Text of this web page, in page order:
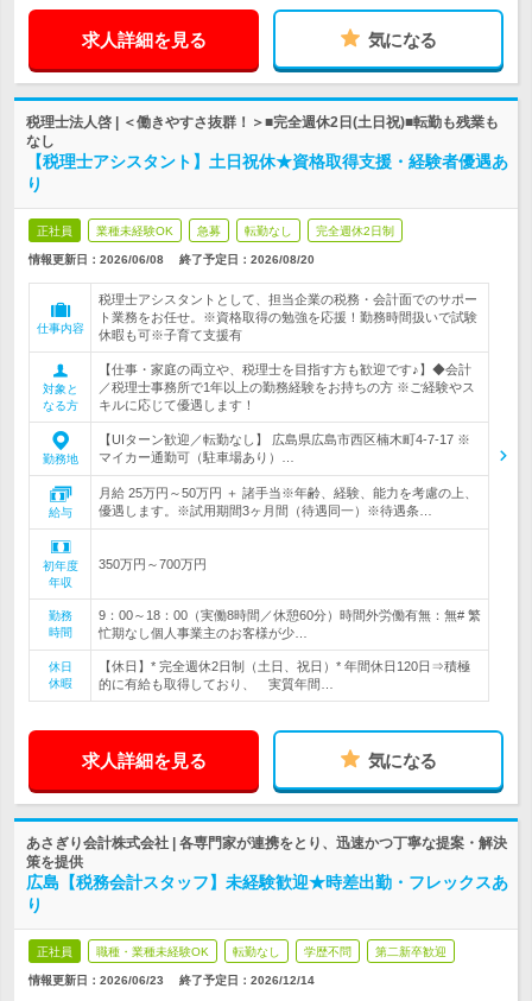
求人詳細を見る 気になる
税理士法人啓 | ＜働きやすさ抜群！＞■完全週休2日(土日祝)■転勤も残業も
なし
【税理士アシスタント】土日祝休★資格取得支援・経験者優遇あ
り
正社員 業種未経験OK 急募 転勤なし 完全週休2日制
情報更新日：2026/06/08 終了予定日： 2026/08/20
仕事内容
税理士アシスタントとして、担当企業の税務・会計面でのサポー
ト業務をお任せ。※資格取得の勉強を応援！勤務時間扱いで試験
休暇も可※子育て支援有
対象と
なる方
【仕事・家庭の両立や、税理士を目指す方も歓迎です♪】◆会計
／税理士事務所で1年以上の勤務経験をお持ちの方 ※ご経験やス
キルに応じて優遇します！
勤務地
【UIターン歓迎／転勤なし】 広島県広島市西区楠木町4-7-17 ※
マイカー通勤可（駐車場あり）…
給与
月給 25万円～50万円 ＋ 諸手当※年齢、経験、能力を考慮の上、
優遇します。※試用期間3ヶ月間（待遇同一）※待遇条…
初年度
年収
350万円～700万円
勤務
時間
9：00～18：00（実働8時間／休憩60分）時間外労働有無：無# 繁
忙期なし個人事業主のお客様が少…
休日
休暇
【休日】* 完全週休2日制（土日、祝日）* 年間休日120日⇒積極
的に有給も取得しており、 実質年間…
求人詳細を見る 気になる
あさぎり会計株式会社 | 各専門家が連携をとり、迅速かつ丁寧な提案・解決
策を提供
広島【税務会計スタッフ】未経験歓迎★時差出勤・フレックスあ
り
正社員 職種・業種未経験OK 転勤なし 学歴不問 第二新卒歓迎
情報更新日：2026/06/23 終了予定日： 2026/12/14